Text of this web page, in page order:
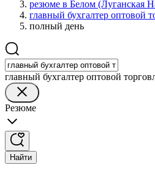
резюме в Белом (Луганская
главный бухгалтер оптовой
полный день
главный бухгалтер оптовой
Резюме
Найти